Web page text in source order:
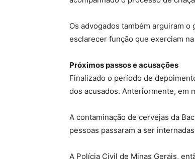
Os advogados também arguiram
esclarecer função que exerciam
Próximos passos e acusações
Finalizado o período de
dos acusados. Anteriormente, em
A contaminação de cervejas da
pessoas passaram a ser
A Polícia Civil de Minas Gerais,